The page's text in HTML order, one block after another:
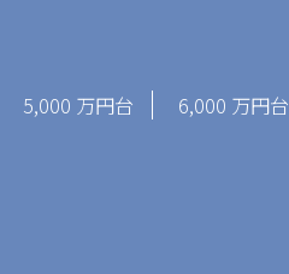
5,000 万円台
6,000 万円台